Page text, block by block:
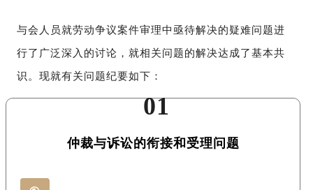
与会人员就劳动争议案件审理中亟待解决的疑难问题进
行了广泛深入的讨论，就相关问题的解决达成了基本共
识。现就有关问题纪要如下：
01
仲裁与诉讼的衔接和受理问题